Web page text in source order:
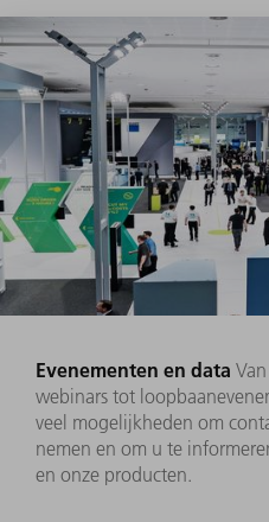
Evenementen en data
webinars tot
veel mogelijkheden om
nemen en om u te
en onze producten.